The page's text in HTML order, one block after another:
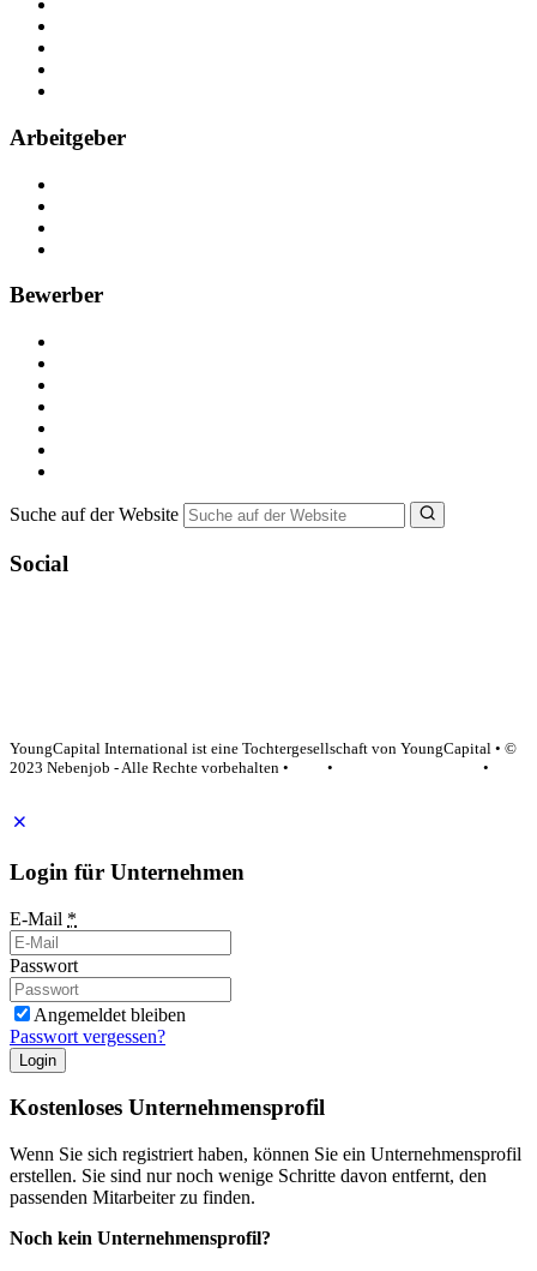
Arbeitgeber
Bewerber
Suche auf der Website
Social
YoungCapital International ist eine Tochtergesellschaft von YoungCapital • ©
2023 Nebenjob - Alle Rechte vorbehalten •
•
•
Login für Unternehmen
E-Mail *
Passwort
Angemeldet bleiben
Passwort vergessen?
Login
Kostenloses Unternehmensprofil
Wenn Sie sich registriert haben, können Sie ein Unternehmensprofil
erstellen. Sie sind nur noch wenige Schritte davon entfernt, den
passenden Mitarbeiter zu finden.
Noch kein Unternehmensprofil?